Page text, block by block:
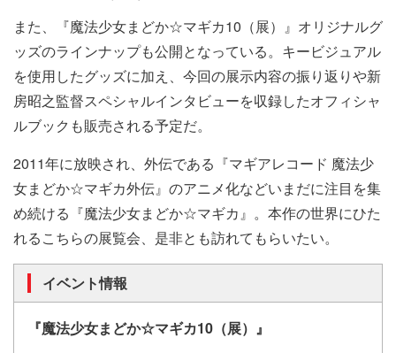
また、『魔法少女まどか☆マギカ10（展）』オリジナルグ
ッズのラインナップも公開となっている。キービジュアル
を使用したグッズに加え、今回の展示内容の振り返りや新
房昭之監督スペシャルインタビューを収録したオフィシャ
ルブックも販売される予定だ。
2011年に放映され、外伝である 『マギアレコード 魔法少
女まどか☆マギカ外伝』のアニメ化などいまだに注目を集
め続ける 『魔法少女まどか☆マギカ』。本作の世界にひた
れるこちらの展覧会、是非とも訪れてもらいたい。
イベント情報
『魔法少女まどか☆マギカ10（展）』